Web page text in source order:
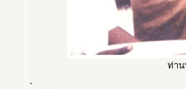
ท่าน
.